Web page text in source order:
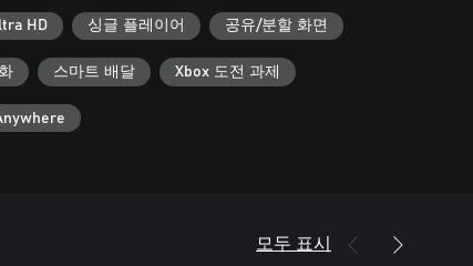
HD 싱글 플레이어 공유/분할 화면
스마트 배달 Xbox 도전 과제
모두 표시